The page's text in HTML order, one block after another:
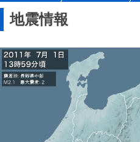
地震情報